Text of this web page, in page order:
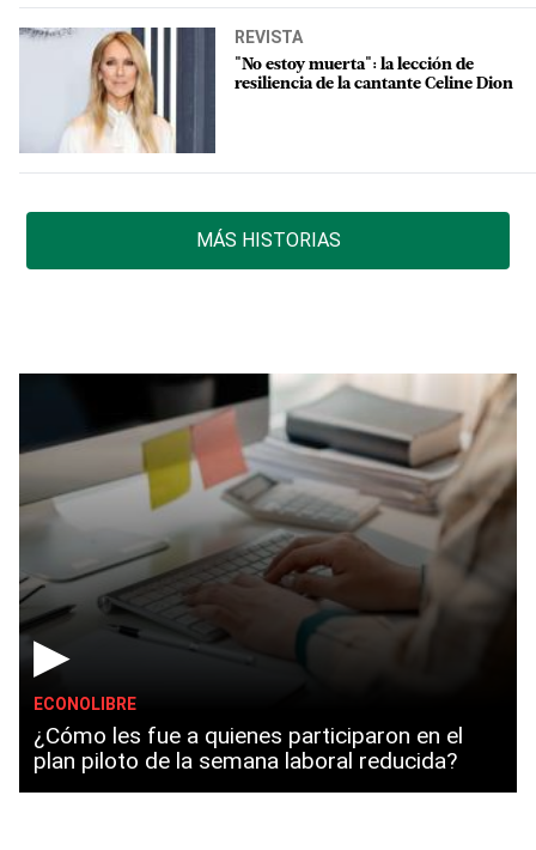
REVISTA
"No estoy muerta": la lección de
resiliencia de la cantante Celine Dion
MÁS HISTORIAS
▶
ECONOLIBRE
¿Cómo les fue a quienes participaron en el
plan piloto de la semana laboral reducida?